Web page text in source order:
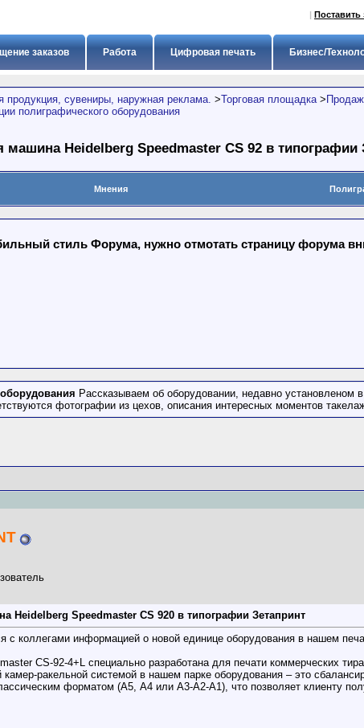
| Поставить
Бизнес/
Цифровая печать
Работа
заказов
продукция, сувениры, наружная реклама. >Торговая площадка >
полиграфического оборудования
машина Heidelberg Speedmaster CS 92 в типографии
Мнения
стиль Форума, нужно отмотать страницу форума
Рассказываем об оборудовании, недавно установленом
фотографии из цехов, описания интересных моментов
Heidelberg Speedmaster CS 920 в типографии Зетапринт
с коллегами информацией о новой единице оборудования в нашем
СS-92-4+L специально разработана для печати коммерческих
ракельной системой в нашем парке оборудования – это
форматом (А5, А4 или А3-А2-А1), что позволяет клиенту